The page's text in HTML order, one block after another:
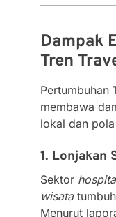
Dampak
Tren
Pertumbuhan
membawa
lokal dan
1. Lonjakan
Sektor
wisata
Menurut